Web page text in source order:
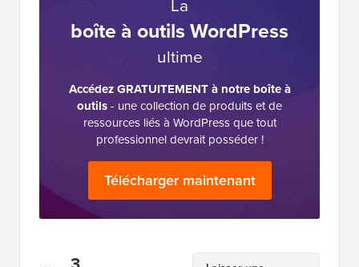
La
boîte à outils WordPress
ultime
Accédez GRATUITEMENT à notre boîte à
outils- une collection de produits et de
ressources liés à WordPress que tout
professionnel devrait posséder !
Télécharger maintenant